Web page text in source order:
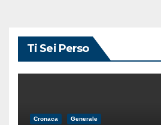
Ti Sei Perso
Cronaca Generale